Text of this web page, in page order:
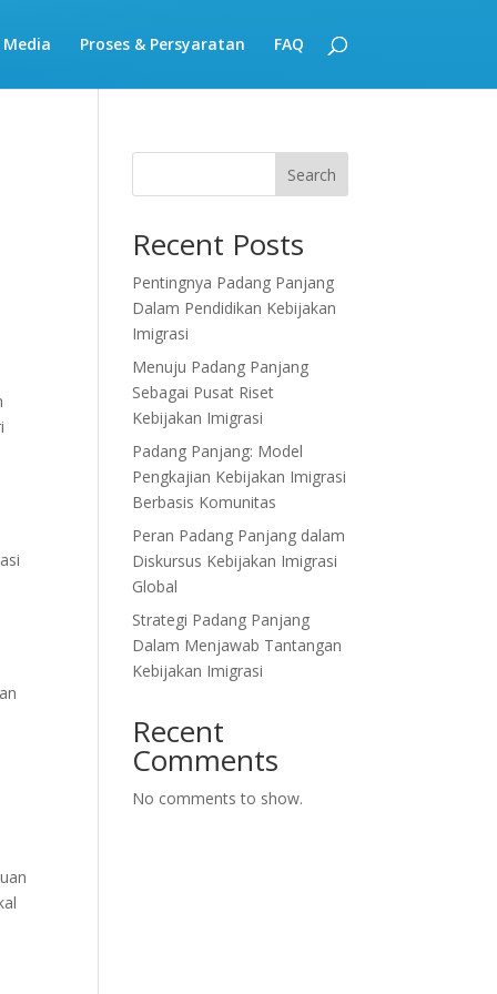
Proses & Persyaratan FAQ
Search
Recent Posts
Pentingnya Padang Panjang
Dalam Pendidikan Kebijakan
Imigrasi
Menuju Padang Panjang
Sebagai Pusat Riset
Kebijakan Imigrasi
Padang Panjang: Model
Pengkajian Kebijakan Imigrasi
Berbasis Komunitas
Peran Padang Panjang dalam
Diskursus Kebijakan Imigrasi
Global
Strategi Padang Panjang
Dalam Menjawab Tantangan
Kebijakan Imigrasi
Recent
Comments
No comments to show.